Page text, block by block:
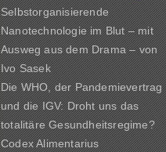
Selbstorganisierende
Nanotechnologie im Blut – mit
Ausweg aus dem Drama – von
Ivo Sasek
Die WHO, der Pandemievertrag
und die IGV: Droht uns das
totalitäre Gesundheitsregime?
Codex Alimentarius